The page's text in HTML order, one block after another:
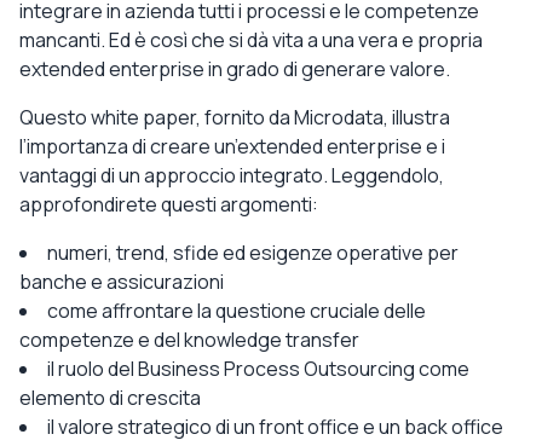
integrare in azienda tutti i processi e le competenze
mancanti. Ed è così che si dà vita a una vera e propria
extended enterprise in grado di generare valore.
Questo white paper, fornito da Microdata, illustra
l’importanza di creare un’extended enterprise e i
vantaggi di un approccio integrato. Leggendolo,
approfondirete questi argomenti:
numeri, trend, sfide ed esigenze operative per
banche e assicurazioni
come affrontare la questione cruciale delle
competenze e del knowledge transfer
il ruolo del Business Process Outsourcing come
elemento di crescita
il valore strategico di un front office e un back office